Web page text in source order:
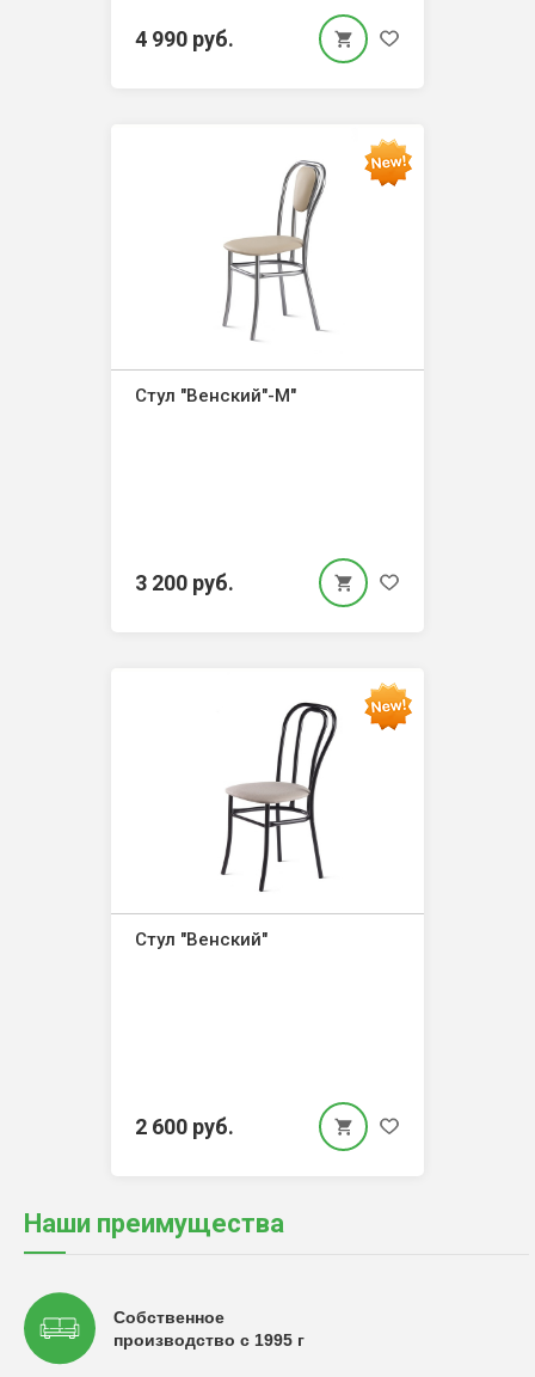
4 990 руб.
Стул "Венский"-М"
3 200 руб.
Стул "Венский"
2 600 руб.
Наши преимущества
Собственное
производство с 1995 г